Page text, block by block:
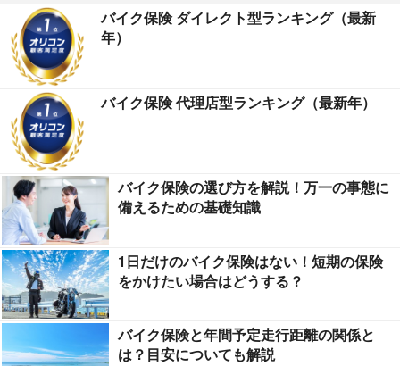
バイク保険 ダイレクト型ランキング（最新
年）
バイク保険 代理店型ランキング（最新年）
バイク保険の選び方を解説！万一の事態に
備えるための基礎知識
1日だけのバイク保険はない！短期の保険
をかけたい場合はどうする？
バイク保険と年間予定走行距離の関係と
は？目安についても解説